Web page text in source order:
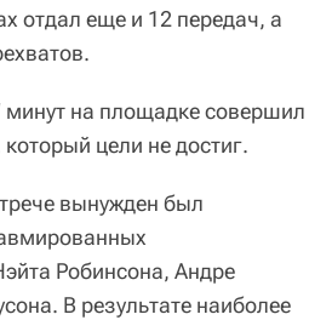
отдал еще и 12 передач, а
на площадке совершил
цели не достиг.
вынужден был
Робинсона, Андре
В результате наиболее